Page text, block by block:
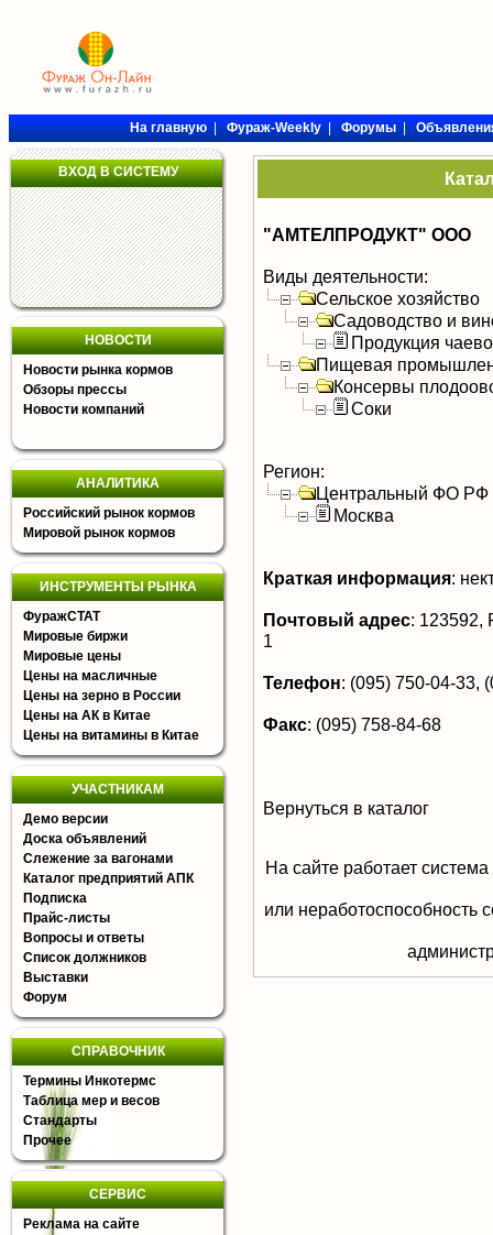
На главную|Фураж-Weekly|Форумы|
ВХОД В СИСТЕМУ
НОВОСТИ
Новости рынка кормов
Обзоры прессы
Новости компаний
АНАЛИТИКА
Российский рынок кормов
Мировой рынок кормов
ИНСТРУМЕНТЫ РЫНКА
ФуражСТАТ
Мировые биржи
Мировые цены
Цены на масличные
Цены на зерно в России
Цены на АК в Китае
Цены на витамины в Китае
УЧАСТНИКАМ
Демо версии
Доска объявлений
Слежение за вагонами
Каталог предприятий АПК
Подписка
Прайс-листы
Вопросы и ответы
Список должников
Выставки
Форум
СПРАВОЧНИК
Термины Инкотермс
Таблица мер и весов
Стандарты
Прочее
СЕРВИС
Реклама на сайте
"АМТЕЛПРОДУКТ" ООО
Виды деятельности:
Сельское хозяйство
Садоводство и
Продукция
Пищевая
Консервы
Соки
Регион:
Центральный ФО РФ
Москва
Краткая информация:
Почтовый адрес: 123592,
1
Телефон: (095) 750-04-33,
Факс: (095) 758-84-68
Вернуться в каталог
На сайте работает
или неработоспособность